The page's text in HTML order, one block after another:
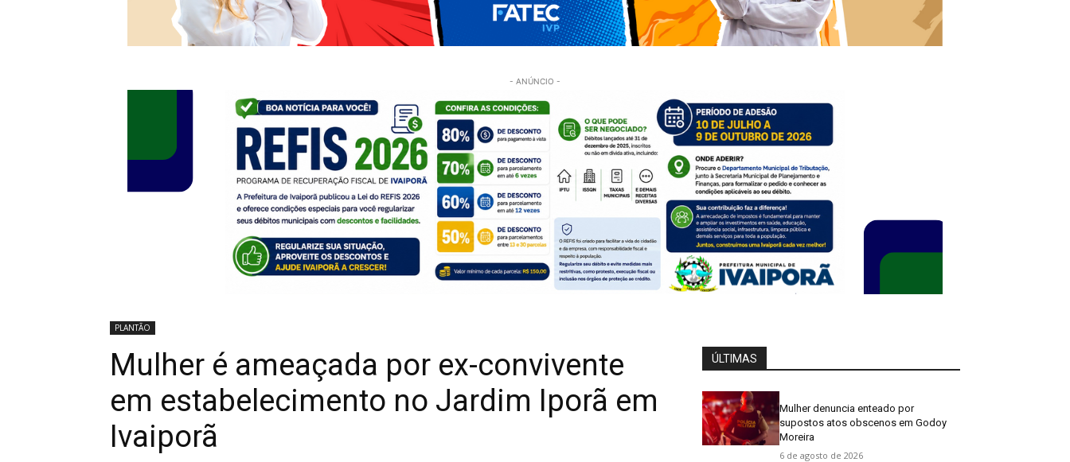
- ANÚNCIO -
PLANTÃO
Mulher é ameaçada por ex-convivente
em estabelecimento no Jardim Iporã em
Ivaiporã
ÚLTIMAS
Mulher denuncia enteado por
supostos atos obscenos em Godoy
Moreira
6 de agosto de 2026